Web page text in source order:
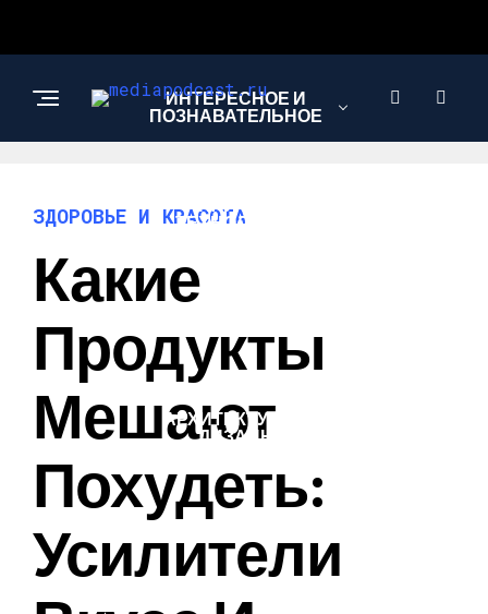
ИНТЕРЕСНОЕ И
ПОЗНАВАТЕЛЬНОЕ
НАУКА И
ТЕХНОЛОГИИ
АРХИТЕКТУРА И
ДИЗАЙН
ЗДОРОВЬЕ И КРАСОТА
Какие
Продукты
Мешают
Похудеть:
Усилители